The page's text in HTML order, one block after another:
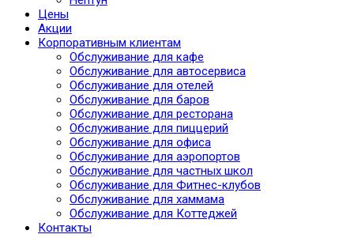
Цены
Акции
Корпоративным клиентам
Обслуживание для кафе
Обслуживание для автосервиса
Обслуживание для отелей
Обслуживание для баров
Обслуживание для ресторана
Обслуживание для пиццерий
Обслуживание для офиса
Обслуживание для аэропортов
Обслуживание для частных школ
Обслуживание для Фитнес-клубов
Обслуживание для хаммама
Обслуживание для Коттеджей
Контакты